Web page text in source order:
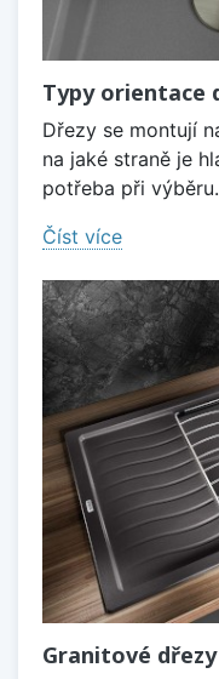
Typy orientace
Dřezy se montují
na jaké straně je
potřeba při
Číst více
Granitové dřezy